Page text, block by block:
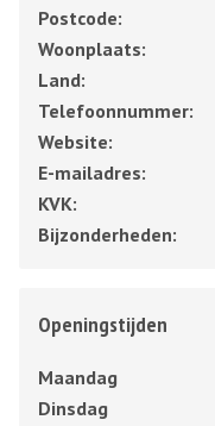
Postcode:
Woonplaats:
Land:
Telefoonnummer:
Website:
E-mailadres:
KVK:
Bijzonderheden:
Openingstijden
Maandag
Dinsdag